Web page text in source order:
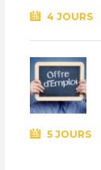
4 JOURS
5 JOURS